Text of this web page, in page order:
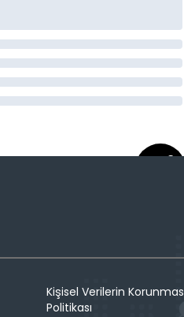
Kişisel Verilerin
Politikası